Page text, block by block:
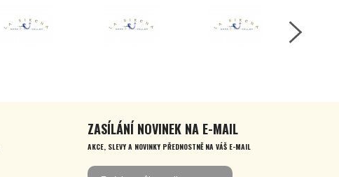
ZASÍLÁNÍ NOVINEK NA E-MAIL
AKCE, SLEVY A NOVINKY PŘEDNOSTNĚ NA VÁŠ E-MAIL